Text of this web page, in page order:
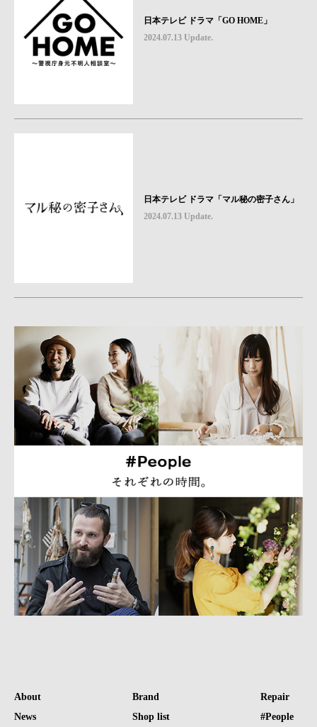
日本テレビ ドラマ「GO HOME」
2024.07.13 Update.
日本テレビ ドラマ「マル秘の密子さん」
2024.07.13 Update.
About
News
Brand
Shop list
Repair
#People